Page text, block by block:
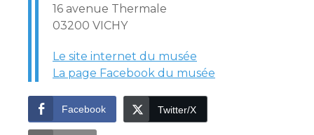
16 avenue Thermale
03200 VICHY
Le site internet du musée
La page Facebook du musée
Facebook Twitter/X